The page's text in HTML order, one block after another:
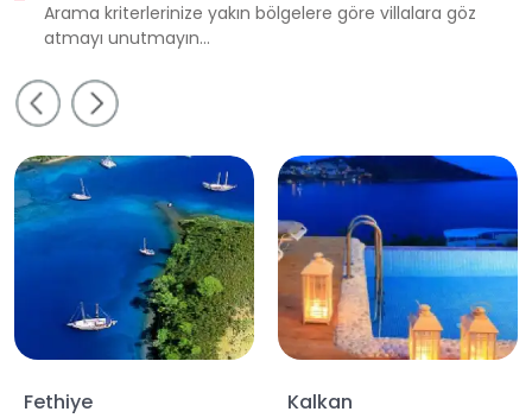
Arama kriterlerinize yakın bölgelere göre villalara göz
atmayı unutmayın...
Fethiye Kalkan